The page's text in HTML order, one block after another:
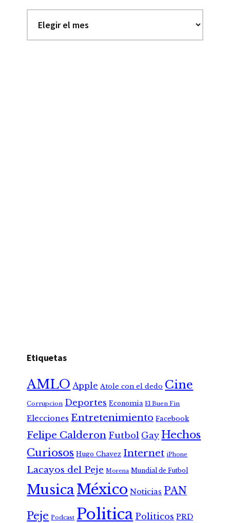
Etiquetas
AMLO Apple Atole con el dedo Cine
Corrupcion Deportes Economia El Buen Fin
Elecciones Entretenimiento Facebook
Felipe Calderon Futbol Gay Hechos
Curiosos Hugo Chavez Internet iPhone
Lacayos del Peje Morena Mundial de Futbol
MusicaMéxico Noticias PAN
Peje Podcast Politica Politicos PRD